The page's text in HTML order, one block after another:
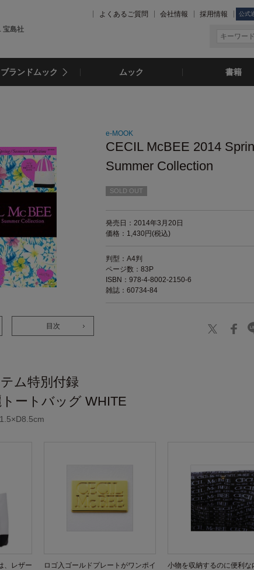
宝島社
よくあるご質問 会社情報 採用情報 公式
ブランドムック ムック 書籍
目次
e-MOOK
CECIL McBEE 2014
Summer Collection
SOLD OUT
発売日：2014年3月20日
価格：1,430円(税込)
判型：A4判
ページ数：83P
ISBN：978-4-8002-2150-6
雑誌：60734-84
ム特別付録
ートバッグ WHITE
、レザー
ロゴ入ゴールドプレートがワンポイ
小物を収納するのに便利な